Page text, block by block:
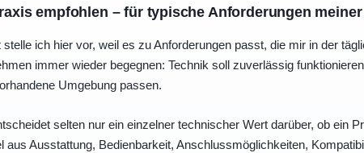
empfohlen – für typische Anforderungen
ich hier vor, weil es zu Anforderungen passt, die mir in der
immer wieder begegnen: Technik soll zuverlässig
Umgebung passen.
selten nur ein einzelner technischer Wert darüber, ob ein
aus Ausstattung, Bedienbarkeit, Anschlussmöglichkeiten,